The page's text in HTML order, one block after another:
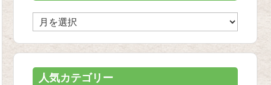
ー
カ
イ
ブ
人気カテゴリー